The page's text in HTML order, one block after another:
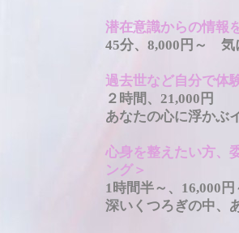
潜在意識からの情報
45分、8,000円～ 気
過去世など自分で体
２時間、21,000円
あなたの心に浮かぶ
心身を整えたい方、
ング＞
1時間半～、16,000円
深いくつろぎの中、